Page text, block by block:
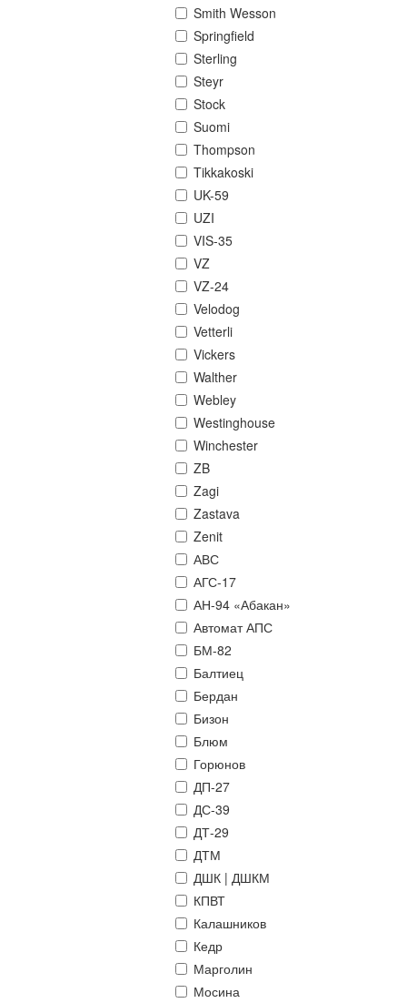
Smith Wesson
Springfield
Sterling
Steyr
Stock
Suomi
Thompson
Tikkakoski
UK-59
UZI
VIS-35
VZ
VZ-24
Velodog
Vetterli
Vickers
Walther
Webley
Westinghouse
Winchester
ZB
Zagi
Zastava
Zenit
АВС
АГС-17
АН-94 «Абакан»
Автомат АПС
БМ-82
Балтиец
Бердан
Бизон
Блюм
Горюнов
ДП-27
ДС-39
ДТ-29
ДТМ
ДШК | ДШКМ
КПВТ
Калашников
Кедр
Марголин
Мосина